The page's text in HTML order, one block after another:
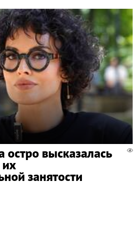
остро высказалась
их
занятости